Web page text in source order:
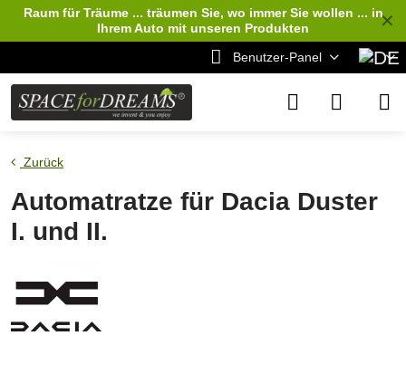
✕
Raum für Träume ... träumen Sie, wo immer Sie wollen ... in
Ihrem Auto mit unseren Produkten
Benutzer-Panel
Zurück
Automatratze für Dacia Duster
I. und II.